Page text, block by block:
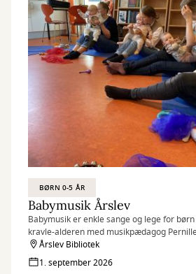
BØRN 0-5 ÅR
Babymusik Årslev
Babymusik er enkle sange og lege for
kravle-alderen med musikpædagog
Årslev Bibliotek
1. september 2026